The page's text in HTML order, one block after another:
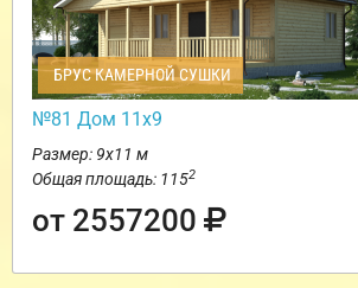
БРУС КАМЕРНОЙ СУШКИ
№81 Дом 11х9
Размер: 9х11 м
Общая площадь: 1152
от 2557200